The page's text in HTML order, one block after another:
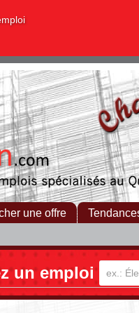
une offre
un emploi